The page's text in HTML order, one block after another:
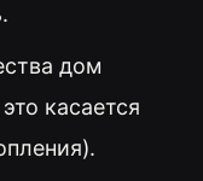
дом
касается